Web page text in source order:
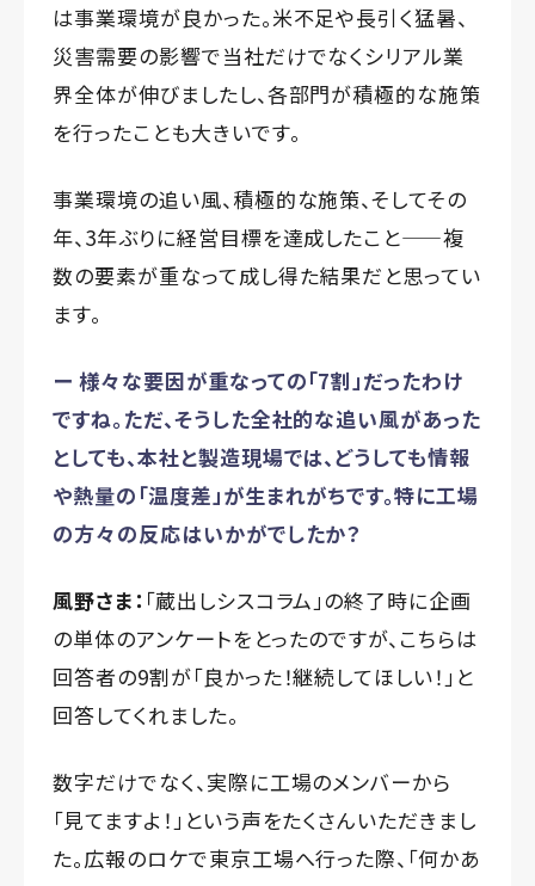
は事業環境が良かった。米不足や長引く猛暑、
災害需要の影響で当社だけでなくシリアル業
界全体が伸びましたし、各部門が積極的な施策
を行ったことも大きいです。
事業環境の追い風、積極的な施策、そしてその
年、3年ぶりに経営目標を達成したこと——複
数の要素が重なって成し得た結果だと思ってい
ます。
ー 様々な要因が重なっての「7割」だったわけ
ですね。ただ、そうした全社的な追い風があった
としても、本社と製造現場では、どうしても情報
や熱量の「温度差」が生まれがちです。特に工場
の方々の反応はいかがでしたか？
風野さま： 「蔵出しシスコラム」の終了時に企画
の単体のアンケートをとったのですが、こちらは
回答者の9割が「良かった！継続してほしい！」と
回答してくれました。
数字だけでなく、実際に工場のメンバーから
「見てますよ！」という声をたくさんいただきまし
た。広報のロケで東京工場へ行った際、「何かあ